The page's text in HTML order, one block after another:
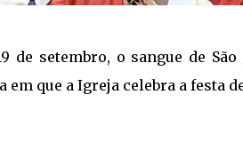
de setembro, o sangue de
que a Igreja celebra a festa